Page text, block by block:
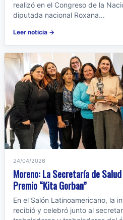
realizó en el Congreso de la
diputada nacional Roxana...
Leer noticia →
24/04/2026
Moreno: La Secretaría de
Premio “Kita Gorban”
En el Salón Latinoamericano, la
recibió y celebró junto al